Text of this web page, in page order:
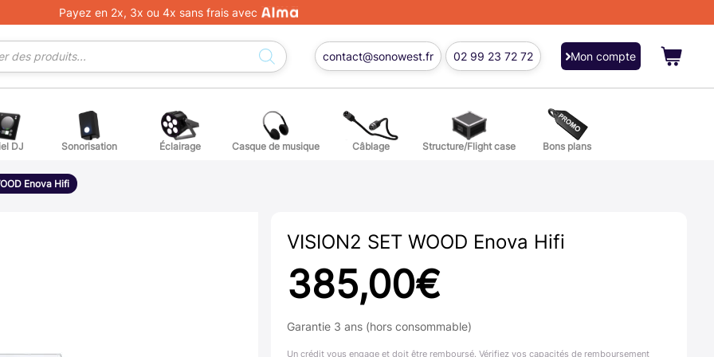
Payez en 2x, 3x ou 4x sans frais avec
contact@sonowest.fr 02 99 23 72 72 Mon compte
voix
DJ
DJ
Sonorisation Éclairage Casque de musique Câblage Structure/Flight case Bons plans
Enova Hifi
VISION2 SET WOOD Enova Hifi
385,00€
Garantie 3 ans (hors consommable)
Un crédit vous engage et doit être remboursé. Vérifiez vos capacités de remboursement